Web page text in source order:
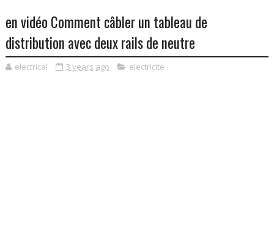
en vidéo Comment câbler un tableau de
distribution avec deux rails de neutre
electrical 3 years ago electricite